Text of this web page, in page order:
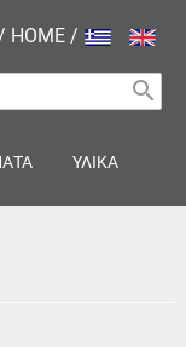
HOME /
search
ΥΛΙΚΑ